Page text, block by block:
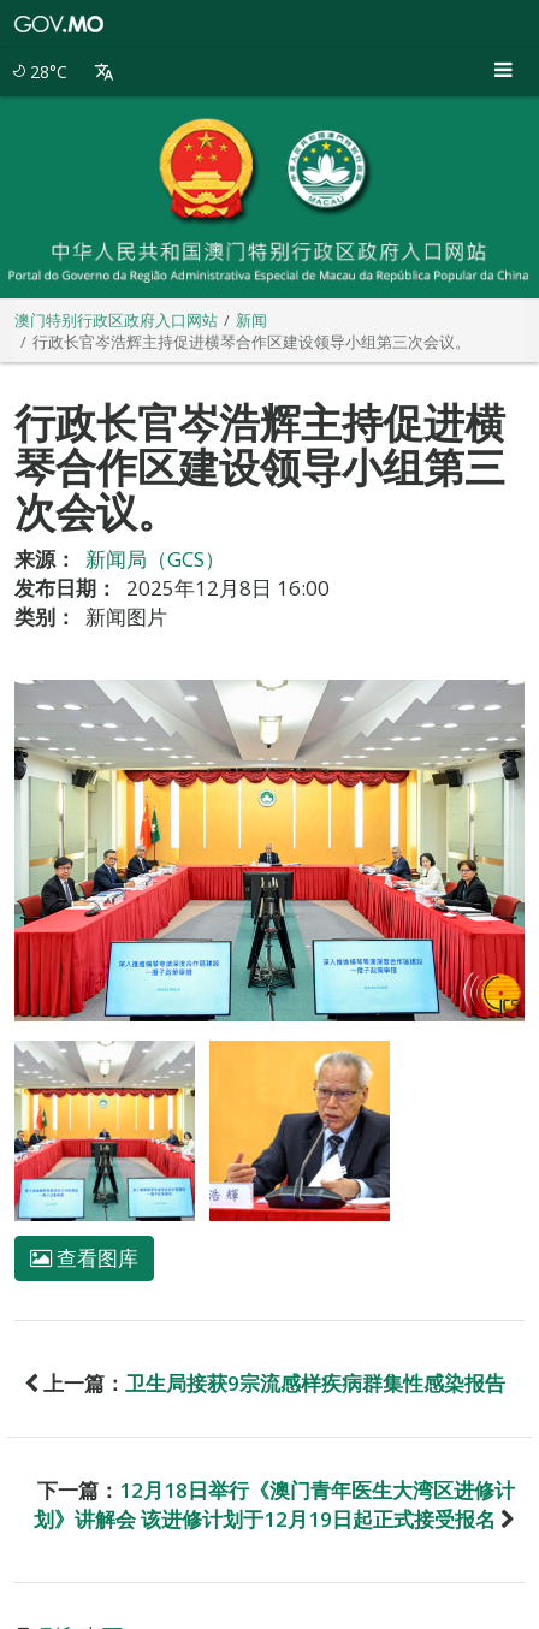
28°C
澳门特别行政区政府入口网站
新闻
行政长官岑浩辉主持促进横琴合作区建设领导小组第三次会议。
行政长官岑浩辉主持促进横
琴合作区建设领导小组第三
次会议。
来源：
新闻局（GCS）
发布日期：
2025年12月8日 16:00
类别：
新闻图片
查看图库
上一篇： 卫生局接获9宗流感样疾病群集性感染报告
下一篇： 12月18日举行《澳门青年医生大湾区进修计
划》讲解会 该进修计划于12月19日起正式接受报名